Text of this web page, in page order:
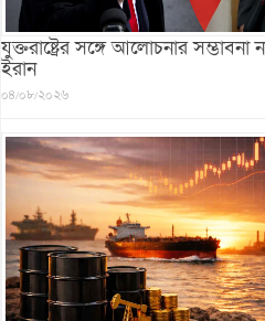
যুক্তরাষ্ট্রের সঙ্গে আলোচনার
ইরান
০৪/০৮/২০২৬